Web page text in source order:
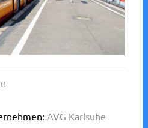
AVG Karlsuhe